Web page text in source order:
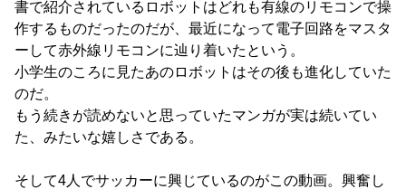
書で紹介されているロボットはどれも有線のリモコンで操
作するものだったのだが、最近になって電子回路をマスタ
ーして赤外線リモコンに辿り着いたという。
小学生のころに見たあのロボットはその後も進化していた
のだ。
もう続きが読めないと思っていたマンガが実は続いてい
た、みたいな嬉しさである。
そして4人でサッカーに興じているのがこの動画。興奮し